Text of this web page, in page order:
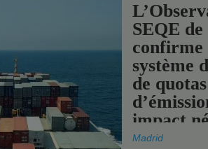
SEQE de
confirme
système
de quotas
impact
les ports
Madrid